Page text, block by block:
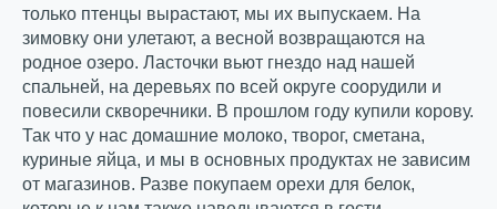
только птенцы вырастают, мы их выпускаем. На
зимовку они улетают, а весной возвращаются на
родное озеро. Ласточки вьют гнездо над нашей
спальней, на деревьях по всей округе соорудили и
повесили скворечники. В прошлом году купили корову.
Так что у нас домашние молоко, творог, сметана,
куриные яйца, и мы в основных продуктах не зависим
от магазинов. Разве покупаем орехи для белок,